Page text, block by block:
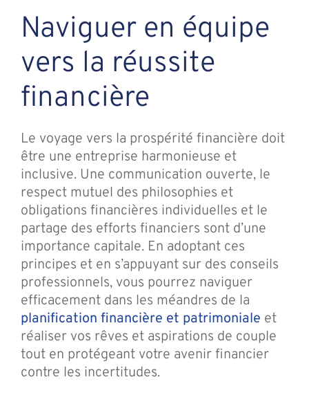
Naviguer en équipe
vers la réussite
financière
Le voyage vers la prospérité financière doit
être une entreprise harmonieuse et
inclusive. Une communication ouverte, le
respect mutuel des philosophies et
obligations financières individuelles et le
partage des efforts financiers sont d’une
importance capitale. En adoptant ces
principes et en s’appuyant sur des conseils
professionnels, vous pourrez naviguer
efficacement dans les méandres de la
planification financière et patrimoniale et
réaliser vos rêves et aspirations de couple
tout en protégeant votre avenir financier
contre les incertitudes.